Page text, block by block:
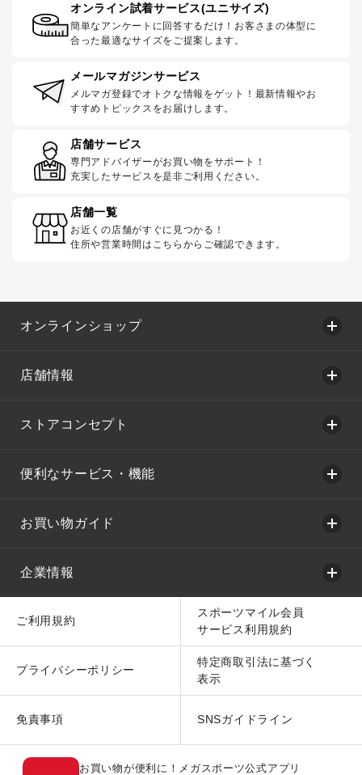
オンライン試着サービス(ユニサイズ)
簡単なアンケートに回答するだけ！お客さまの体型に
合った最適なサイズをご提案します。
メールマガジンサービス
メルマガ登録でオトクな情報をゲット！最新情報やお
すすめトピックスをお届けします。
店舗サービス
専門アドバイザーがお買い物をサポート！
充実したサービスを是非ご利用ください。
店舗一覧
お近くの店舗がすぐに見つかる！
住所や営業時間はこちらからご確認できます。
オンラインショップ
店舗情報
ストアコンセプト
便利なサービス・機能
お買い物ガイド
企業情報
ご利用規約
スポーツマイル会員
サービス利用規約
プライバシーポリシー
特定商取引法に基づく
表示
免責事項 SNSガイドライン
お買い物が便利に！メガスポーツ公式アプリ